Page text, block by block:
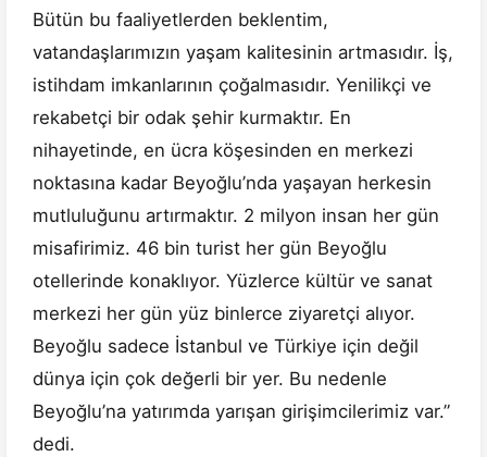
Bütün bu faaliyetlerden beklentim,
vatandaşlarımızın yaşam kalitesinin artmasıdır. İş,
istihdam imkanlarının çoğalmasıdır. Yenilikçi ve
rekabetçi bir odak şehir kurmaktır. En
nihayetinde, en ücra köşesinden en merkezi
noktasına kadar Beyoğlu’nda yaşayan herkesin
mutluluğunu artırmaktır. 2 milyon insan her gün
misafirimiz. 46 bin turist her gün Beyoğlu
otellerinde konaklıyor. Yüzlerce kültür ve sanat
merkezi her gün yüz binlerce ziyaretçi alıyor.
Beyoğlu sadece İstanbul ve Türkiye için değil
dünya için çok değerli bir yer. Bu nedenle
Beyoğlu’na yatırımda yarışan girişimcilerimiz var.”
dedi.